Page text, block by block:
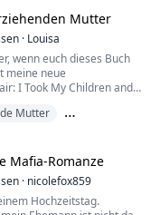
gnädig. In derselben
Sohn nach
Mutter
· Louisa
wenn euch dieses Buch
meine neue
I Took My Children and
geliebter Star mit den
einem alten Mann
Mutter
Mafia-Romanze
· nicolefox859
Hochzeitstag.